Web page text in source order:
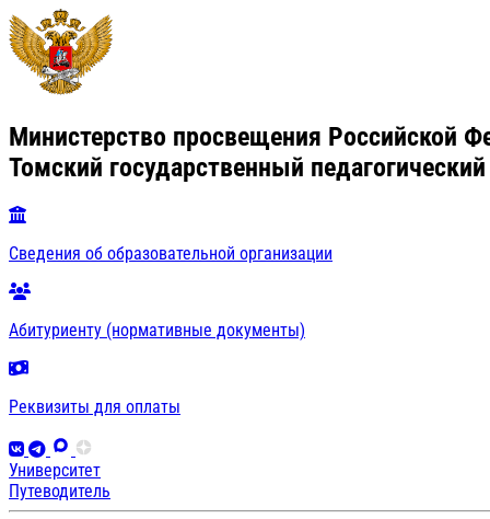
Министерство просвещения Российской
Томский государственный
Сведения об образовательной организации
Абитуриенту (нормативные документы)
Реквизиты для оплаты
Университет
Путеводитель